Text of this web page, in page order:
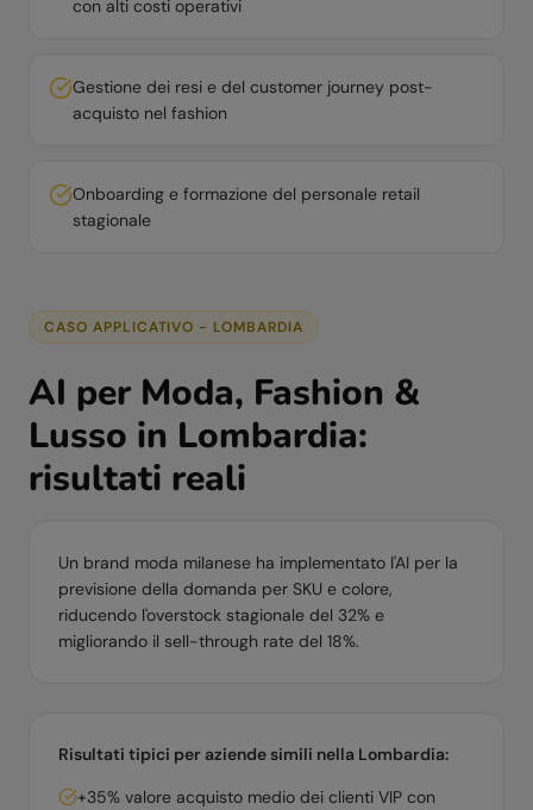
con alti costi operativi
Gestione dei resi e del customer journey post-
acquisto nel fashion
Onboarding e formazione del personale retail
stagionale
CASO APPLICATIVO - LOMBARDIA
AI per Moda, Fashion &
Lusso in Lombardia:
risultati reali
Un brand moda milanese ha implementato l'AI per la
previsione della domanda per SKU e colore,
riducendo l'overstock stagionale del 32% e
migliorando il sell-through rate del 18%.
Risultati tipici per aziende simili nella Lombardia:
+35% valore acquisto medio dei clienti VIP con